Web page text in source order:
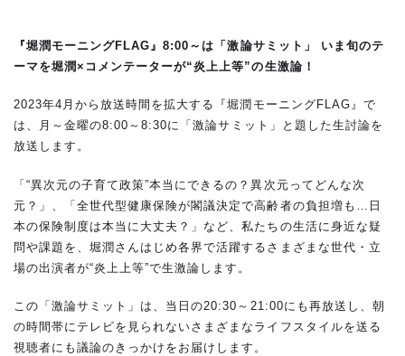
『堀潤モーニングFLAG』8:00～は「激論サミット」 いま旬のテ
ーマを堀潤×コメンテーターが“炎上上等”の生激論！
2023年4月から放送時間を拡大する『堀潤モーニングFLAG』で
は、月～金曜の8:00～8:30に「激論サミット」と題した生討論を
放送します。
「“異次元の子育て政策”本当にできるの？異次元ってどんな次
元？」、「全世代型健康保険が閣議決定で高齢者の負担増も…日
本の保険制度は本当に大丈夫？」など、私たちの生活に身近な疑
問や課題を、堀潤さんはじめ各界で活躍するさまざまな世代・立
場の出演者が“炎上上等”で生激論します。
この「激論サミット」は、当日の20:30～21:00にも再放送し、朝
の時間帯にテレビを見られないさまざまなライフスタイルを送る
視聴者にも議論のきっかけをお届けします。